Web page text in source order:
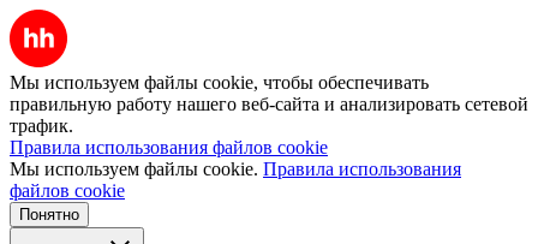
Мы используем файлы cookie, чтобы обеспечивать
правильную работу нашего веб-сайта и анализировать сетевой
трафик.
Правила использования файлов cookie
Мы используем файлы cookie. Правила использования
файлов cookie
Понятно